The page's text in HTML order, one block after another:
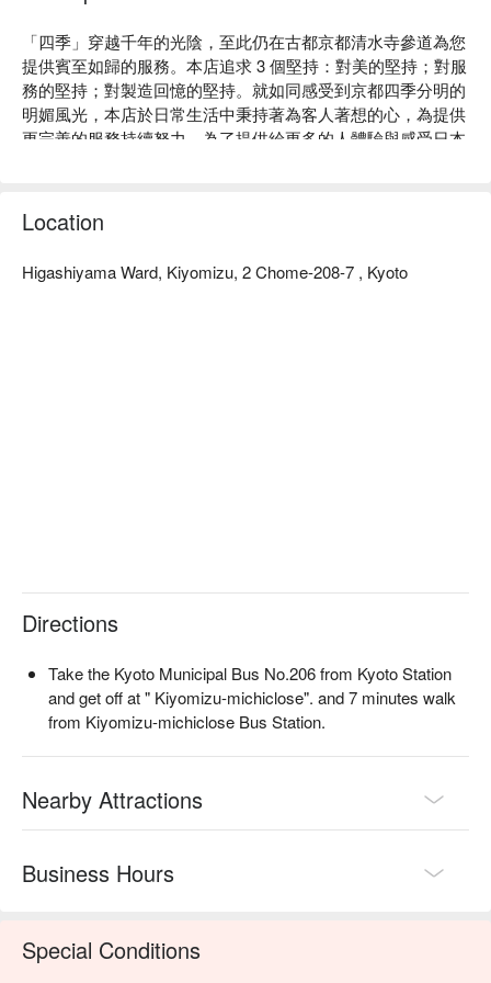
「四季」穿越千年的光陰，至此仍在古都京都清水寺參道為您
提供賓至如歸的服務。本店追求 3 個堅持：對美的堅持；對服
務的堅持；對製造回憶的堅持。就如同感受到京都四季分明的
明媚風光，本店於日常生活中秉持著為客人著想的心，為提供
更完善的服務持續努力。為了提供給更多的人體驗與感受日本
屬於你的舞妓變身・舞妓之美。本店也有另外經營「出租和服
四季櫻花」，也可輕鬆體驗不同於舞妓之和服體驗。
Location
Higashiyama Ward, Kiyomizu, 2 Chome-208-7 , Kyoto
Directions
Take the Kyoto Municipal Bus No.206 from Kyoto Station
and get off at " Kiyomizu-michiclose". and 7 minutes walk
from Kiyomizu-michiclose Bus Station.
Nearby Attractions
Business Hours
Special Conditions